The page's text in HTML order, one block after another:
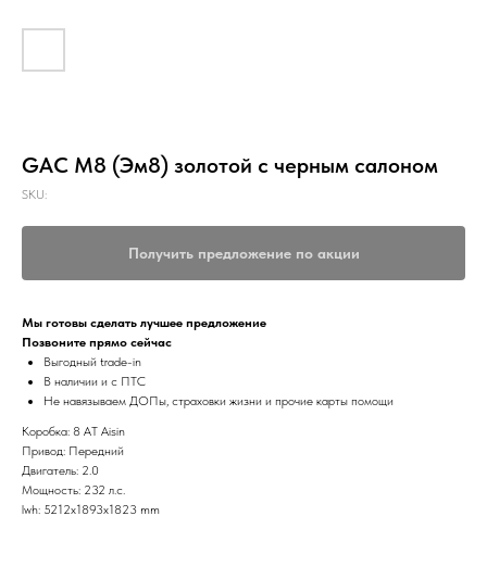
GAC M8 (Эм8) золотой с черным салоном
SKU:
Получить предложение по акции
Мы готовы сделать лучшее предложение
Позвоните прямо сейчас
Выгодный trade-in
В наличии и с ПТС
Не навязываем ДОПы, страховки жизни и прочие карты помощи
Коробка: 8 AT Aisin
Привод: Передний
Двигатель: 2.0
Мощность: 232 л.с.
lwh: 5212x1893x1823 mm